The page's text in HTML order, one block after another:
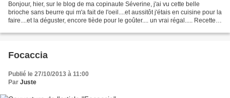
Bonjour, hier, sur le blog de ma copinaute Séverine, j'ai vu cette belle
brioche sans beurre qui m'a fait de l'oeil....et aussitôt j'étais en cuisine pour la
faire....et la déguster, encore tiède pour le goûter.... un vrai régal..... Recette :
Focaccia
Publié le 27/10/2013 à 11:00
Par Juste